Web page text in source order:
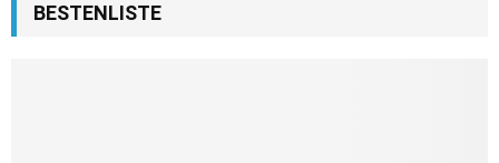
BESTENLISTE